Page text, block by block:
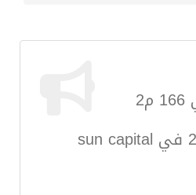
شقه دور ارضي 166 م2